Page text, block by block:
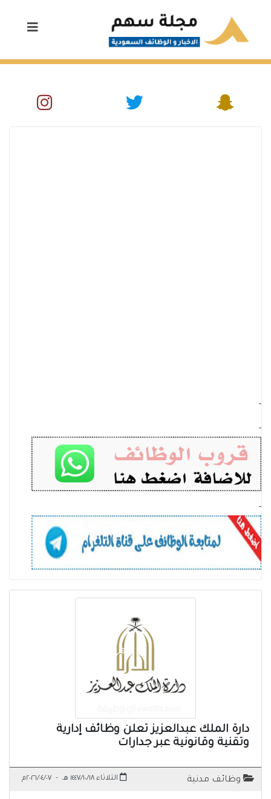
-
-
-
دارة الملك عبدالعزيز تعلن وظائف إدارية
وتقنية وقانونية عبر جدارات
وظائف مدنية الثلاثاء ١٤٤٧/١٠/١٨ هـ - ٢٠٢٦/٠٤/٠٧م